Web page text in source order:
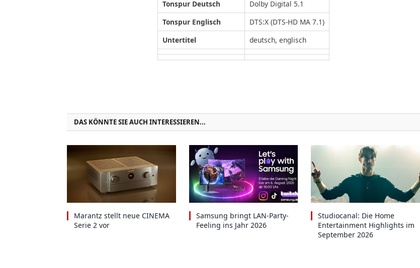
Tonspur Deutsch
Dolby Digital 5.1
Tonspur Englisch
DTS:X (DTS-HD MA 7.1)
Untertitel
deutsch, englisch
DAS KÖNNTE SIE AUCH INTERESSIEREN...
Marantz stellt neue CINEMA
Serie 2 vor
Samsung bringt LAN-Party-
Feeling ins Jahr 2026
Studiocanal: Die Home
Entertainment Highlights im
September 2026